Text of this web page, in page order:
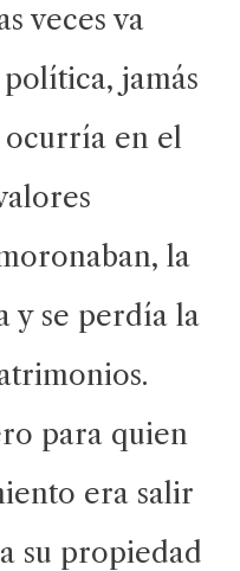
veces va
jamás
en el
la
y se perdía la
para quien
era salir
su propiedad